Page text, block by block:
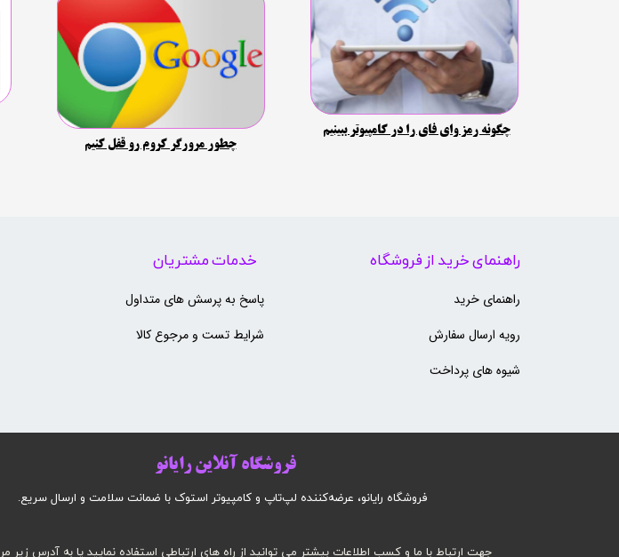
چطور مرورگر کروم رو قفل کنیم
چگونه رمز وای فای را در کامپیوتر ببینیم
جهت ارتباط با ما و کسب اطلاعات بیشتر می توانید از راه های ارتباطی استفاده نمایید یا به آدرس زیر
فروشگاه رایانو، عرضه‌کننده لپ‌تاپ و کامپیوتر استوک با ضمانت سلامت و ارسال سریع.​​​​​​​​​​​​​​
فروشگاه آنلاین رایانو
راهنمای خرید از فروشگاه خدمات مشتریان
رویه ارسال سفارش
راهنمای خرید
شیوه های پرداخت
پاسخ به پرسش های متداول
شرایط تست و مرجوع کالا